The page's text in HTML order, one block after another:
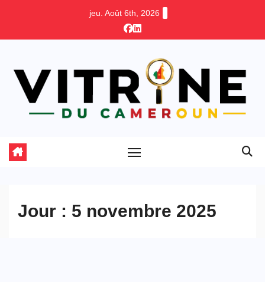
jeu. Août 6th, 2026
Jour : 5 novembre 2025